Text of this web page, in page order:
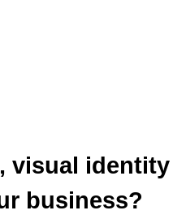
visual identity
business?